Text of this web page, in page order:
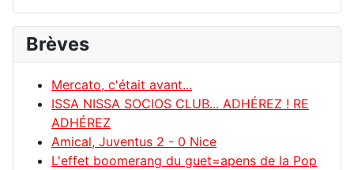
Brèves
Mercato, c'était avant...
ISSA NISSA SOCIOS CLUB... ADHÉREZ ! RE
ADHÉREZ
Amical, Juventus 2 - 0 Nice
L'effet boomerang du guet=apens de la Pop